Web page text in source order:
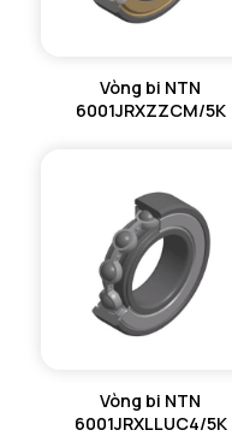
Vòng bi NTN
6001JRXZZCM/5K
Vòng bi NTN
6001JRXLLUC4/5K